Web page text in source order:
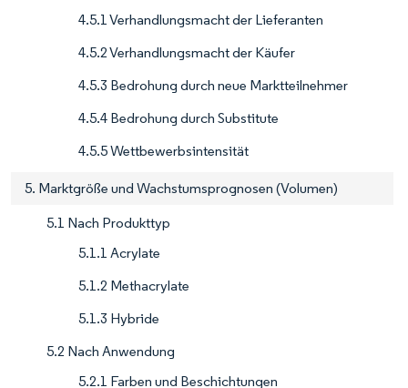
4.5.1 Verhandlungsmacht der Lieferanten
4.5.2 Verhandlungsmacht der Käufer
4.5.3 Bedrohung durch neue Marktteilnehmer
4.5.4 Bedrohung durch Substitute
4.5.5 Wettbewerbsintensität
5. Marktgröße und Wachstumsprognosen (Volumen)
5.1 Nach Produkttyp
5.1.1 Acrylate
5.1.2 Methacrylate
5.1.3 Hybride
5.2 Nach Anwendung
5.2.1 Farben und Beschichtungen